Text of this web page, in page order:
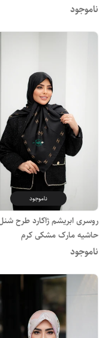
ناموجود
ناموجود
روسری ابریشم ژاکارد طرح
حاشیه مارک مشکی کرم
ناموجود